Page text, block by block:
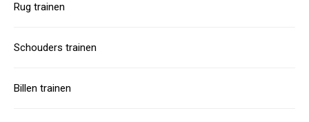
Rug trainen
Schouders trainen
Billen trainen